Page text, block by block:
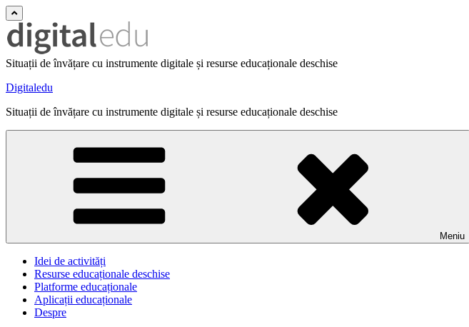
Situații de învățare cu instrumente digitale și resurse educaționale deschise
Digitaledu
Situații de învățare cu instrumente digitale și resurse educaționale deschise
Meniu
Idei de activități
Resurse educaționale deschise
Platforme educaționale
Aplicații educaționale
Despre